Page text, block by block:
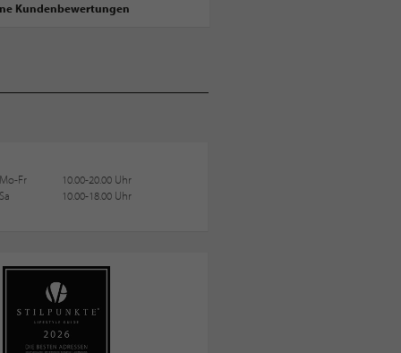
Kundenbewertungen
Fr
10.00-20.00 Uhr
10.00-18.00 Uhr